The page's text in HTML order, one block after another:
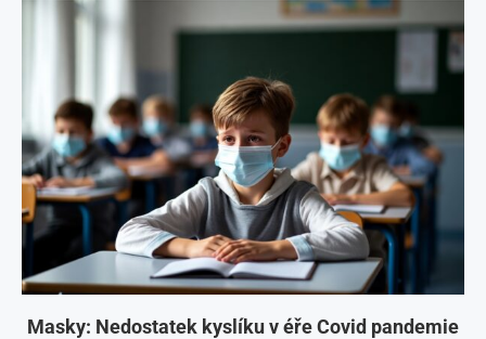
Masky: Nedostatek kyslíku v éře Covid pandemie